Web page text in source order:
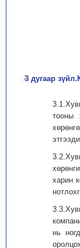
3 дугаар
тооны
харин
нь